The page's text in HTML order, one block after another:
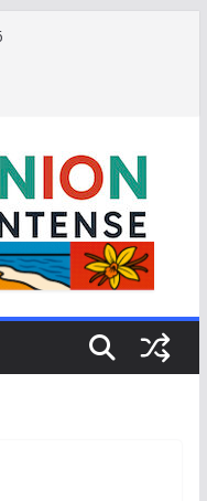
site culturel à
de La Réunion
Iloha à Saint Leu
emblème de l’île